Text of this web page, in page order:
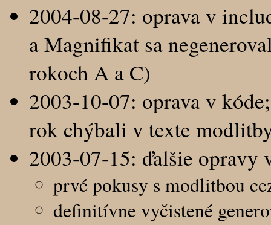
2004-08-27: oprava v
a Magnifikat sa
rokoch A a C)
2003-10-07: oprava v
rok chýbali v texte
2003-07-15: ďalšie opravy
prvé pokusy s modlitbou
definitívne vyčistené